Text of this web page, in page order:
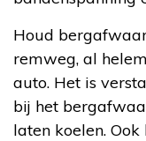
Houd
remweg, al
auto. Het is
bij het
laten koelen.